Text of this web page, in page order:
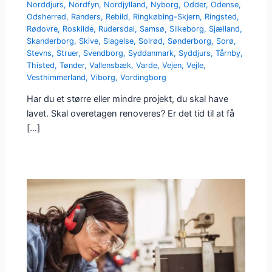
Norddjurs, Nordfyn, Nordjylland, Nyborg,Odder,Odense,
Odsherred, Randers, Rebild, Ringkøbing-Skjern, Ringsted,
Rødovre, Roskilde, Rudersdal, Samsø, Silkeborg, Sjælland,
Skanderborg, Skive, Slagelse, Solrød, Sønderborg, Sorø,
Stevns, Struer, Svendborg, Syddanmark, Syddjurs,Tårnby,
Thisted,Tønder,Vallensbæk,Varde,Vejen,Vejle,
Vesthimmerland,Viborg,Vordingborg
Har du et større eller mindre projekt, du skal have
lavet. Skal overetagen renoveres? Er det tid til at få
[…]